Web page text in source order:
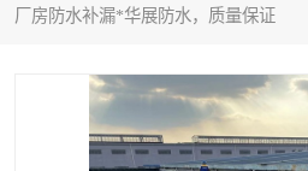
厂房防水补漏*华展防水，质量保证